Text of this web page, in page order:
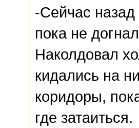
-Сейчас
пока не
Наколдовал
кидались на
коридоры,
где затаиться.